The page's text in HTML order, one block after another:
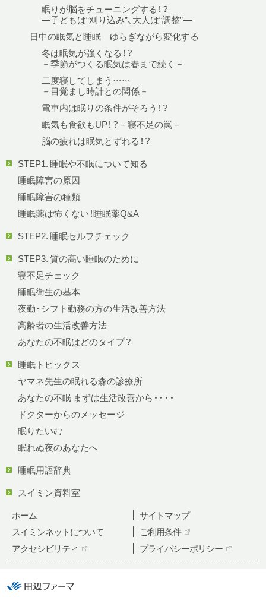
眠りが脳をチューニングする！？
—子どもは“刈り込み”、大人は“調整”—
日中の眠気と睡眠 ゆらぎながら変化する
冬は眠気が強くなる！？
－季節がつくる眠気は春まで続く－
二度寝してしまう……
－目覚まし時計との関係－
電車内は眠りの条件がそろう！？
眠気も食欲もUP！？－寝不足の罠－
脳の疲れは眠気とずれる！？
STEP1. 睡眠や不眠について知る
睡眠障害の原因
睡眠障害の種類
睡眠薬は怖くない！睡眠薬Q&A
STEP2. 睡眠セルフチェック
STEP3. 質の高い睡眠のために
寝不足チェック
睡眠衛生の基本
夜勤・シフト勤務の方の生活改善方法
高齢者の生活改善方法
あなたの不眠はどのタイプ？
睡眠トピックス
ヤマネ先生の眠れる森の診療所
あなたの不眠 まずは生活改善から・・・・
ドクターからのメッセージ
眠りたいむ
眠れぬ夜のあなたへ
睡眠用語辞典
スイミン資料室
ホーム
サイトマップ
スイミンネットについて
ご利用条件
アクセシビリティ
プライバシーポリシー